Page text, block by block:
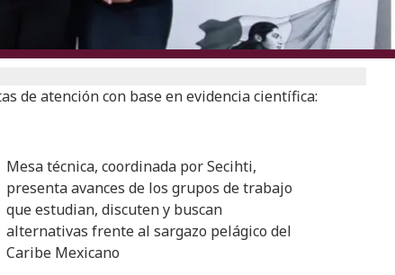
de atención con base en evidencia científica:
Mesa técnica, coordinada por Secihti,
presenta avances de los grupos de trabajo
que estudian, discuten y buscan
alternativas frente al sargazo pelágico del
Caribe Mexicano